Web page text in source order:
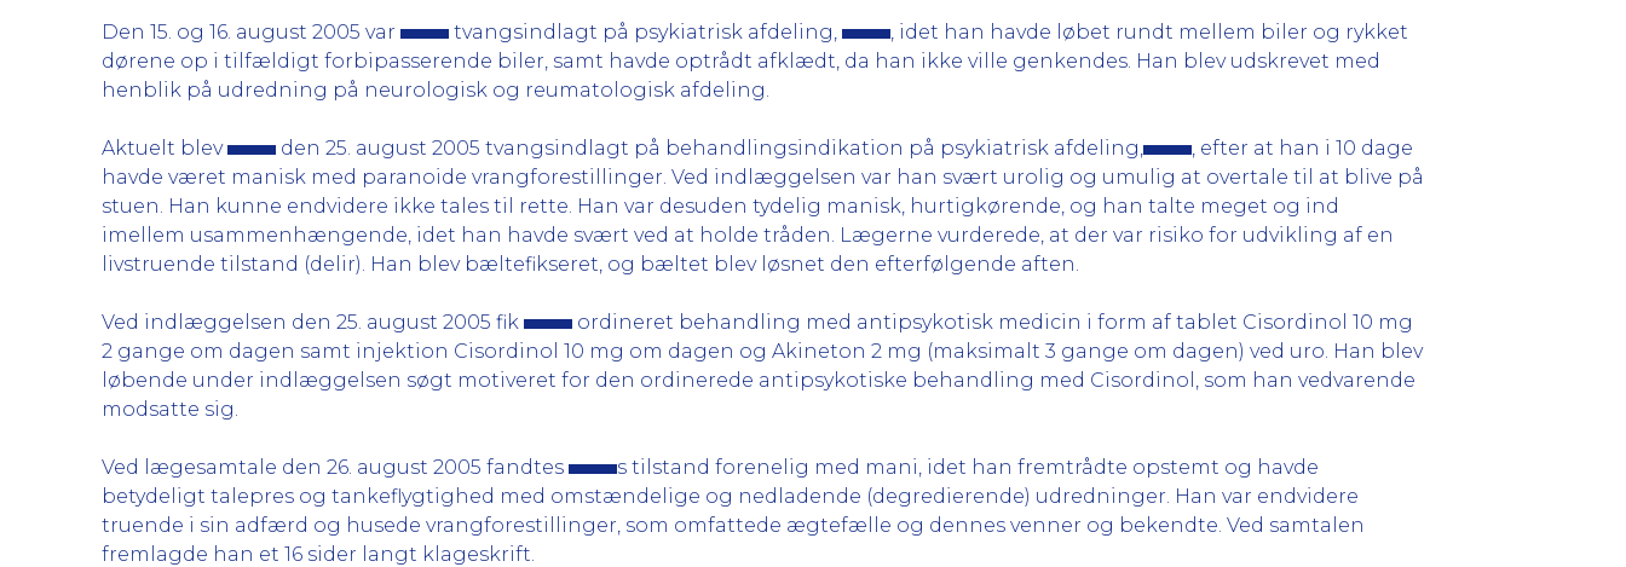
Den 15. og 16. august 2005 var tvangsindlagt på psykiatrisk afdeling,
, idet han havde løbet rundt mellem biler og rykket
dørene op i tilfældigt forbipasserende biler, samt havde optrådt afklædt, da han ikke ville genkendes. Han blev udskrevet med
henblik på udredning på neurologisk og reumatologisk afdeling.
Aktuelt blev den 25. august 2005 tvangsindlagt på behandlingsindikation på psykiatrisk afdeling,
, efter at han i 10 dage
havde været manisk med paranoide vrangforestillinger. Ved indlæggelsen var han svært urolig og umulig at overtale til at blive på
stuen. Han kunne endvidere ikke tales til rette. Han var desuden tydelig manisk, hurtigkørende, og han talte meget og ind
imellem usammenhængende, idet han havde svært ved at holde tråden. Lægerne vurderede, at der var risiko for udvikling af en
livstruende tilstand (delir). Han blev bæltefikseret, og bæltet blev løsnet den efterfølgende aften.
Ved indlæggelsen den 25. august 2005 fik
ordineret behandling med antipsykotisk medicin i form af tablet Cisordinol 10 mg
2 gange om dagen samt injektion Cisordinol 10 mg om dagen og Akineton 2 mg (maksimalt 3 gange om dagen) ved uro. Han blev
løbende under indlæggelsen søgt motiveret for den ordinerede antipsykotiske behandling med Cisordinol, som han vedvarende
modsatte sig.
Ved lægesamtale den 26. august 2005 fandtes
s tilstand forenelig med mani, idet han fremtrådte opstemt og havde
betydeligt talepres og tankeflygtighed med omstændelige og nedladende (degredierende) udredninger. Han var endvidere
truende i sin adfærd og husede vrangforestillinger, som omfattede ægtefælle og dennes venner og bekendte. Ved samtalen
fremlagde han et 16 sider langt klageskrift.